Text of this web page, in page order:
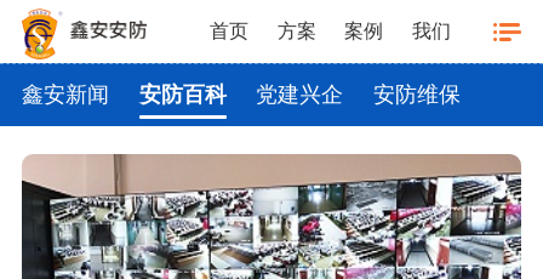
首页 方案 案例 我们
鑫安新闻 安防百科 党建兴企 安防维保